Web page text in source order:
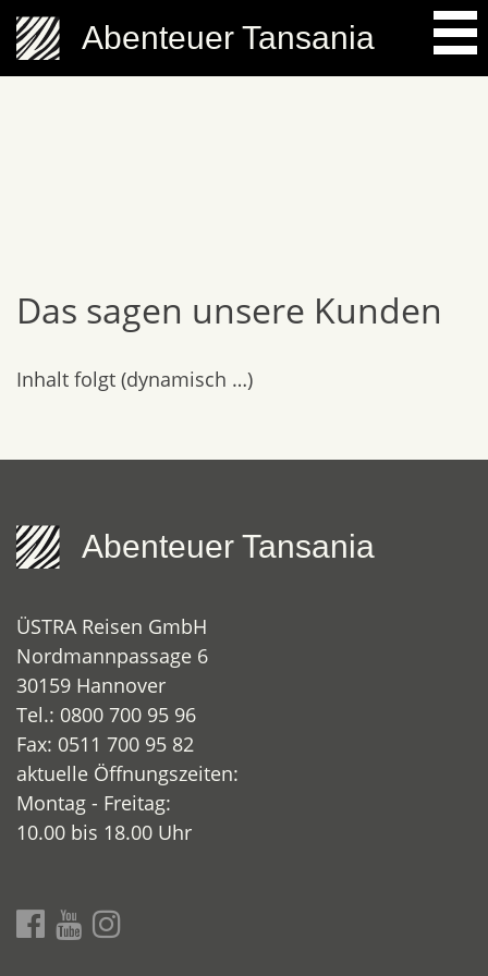
Skip
to
content
Abenteuer Tansania
Das sagen unsere Kunden
Inhalt folgt (dynamisch …)
Abenteuer Tansania
ÜSTRA Reisen GmbH
Nordmannpassage 6
30159 Hannover
Tel.: 0800 700 95 96
Fax: 0511 700 95 82
aktuelle Öffnungszeiten:
Montag - Freitag:
10.00 bis 18.00 Uhr